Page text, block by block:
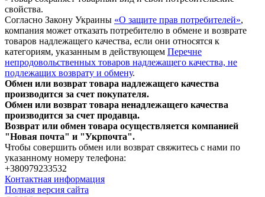
свойства.
Согласно Закону Украины «О защите прав потребителей»,
компания может отказать потребителю в обмене и возврате
товаров надлежащего качества, если они относятся к
категориям, указанным в действующем Перечне
непродовольственных товаров надлежащего качества, не
подлежащих возврату и обмену.
Обмен или возврат товара надлежащего качества
производится за счет покупателя.
Обмен или возврат товара ненадлежащего качества
производится за счет продавца.
Возврат или обмен товара осуществляется компанией
"Новая почта" и "Укрпочта".
Чтобы совершить обмен или возврат свяжитесь с нами по
указанному номеру телефона:
+380979233532
Контактная информация
Полная версия сайта